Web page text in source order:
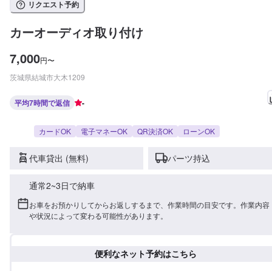
リクエスト予約
カーオーディオ取り付け
7,000円〜
茨城県結城市大木1209
平均7時間で返信 -
カードOK 電子マネーOK QR決済OK ローンOK
代車貸出 (無料) パーツ持込
通常2~3日で納車
お車をお預かりしてからお返しするまで、作業時間の目安です。作業内容
や状況によって変わる可能性があります。
便利なネット予約はこちら